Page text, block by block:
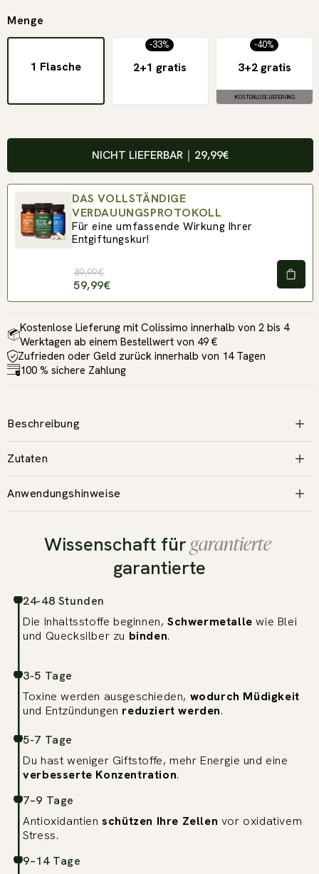
Menge
1 Flasche
-33%
2+1 gratis
-40%
3+2 gratis
KOSTENLOSE LIEFERUNG
NICHT LIEFERBAR ｜ 29,99€
DAS VOLLSTÄNDIGE
VERDAUUNGSPROTOKOLL
Für eine umfassende Wirkung Ihrer
Entgiftungskur!
89,99€
59,99€
Kostenlose Lieferung mit Colissimo innerhalb von 2 bis 4
Werktagen ab einem Bestellwert von 49 €
Zufrieden oder Geld zurück innerhalb von 14 Tagen
100 % sichere Zahlung
Beschreibung
Zutaten
Anwendungshinweise
Wissenschaft fürgarantierte
garantierte
24-48 Stunden
Die Inhaltsstoffe beginnen,Schwermetalle wie Blei
und Quecksilber zu binden.
3-5 Tage
Toxine werden ausgeschieden, wodurch Müdigkeit
und Entzündungen reduziert werden.
5-7 Tage
Du hast weniger Giftstoffe, mehr Energie und eine
verbesserte Konzentration.
7–9 Tage
Antioxidantienschützen Ihre Zellen vor oxidativem
Stress.
9–14 Tage